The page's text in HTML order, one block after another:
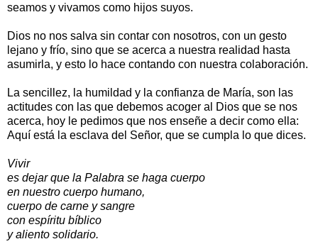
seamos y vivamos como hijos suyos.
Dios no nos salva sin contar con nosotros, con un gesto
lejano y frío, sino que se acerca a nuestra realidad hasta
asumirla, y esto lo hace contando con nuestra colaboración.
La sencillez, la humildad y la confianza de María, son las
actitudes con las que debemos acoger al Dios que se nos
acerca, hoy le pedimos que nos enseñe a decir como ella:
Aquí está la esclava del Señor, que se cumpla lo que dices.
Vivir
es dejar que la Palabra se haga cuerpo
en nuestro cuerpo humano,
cuerpo de carne y sangre
con espíritu bíblico
y aliento solidario.